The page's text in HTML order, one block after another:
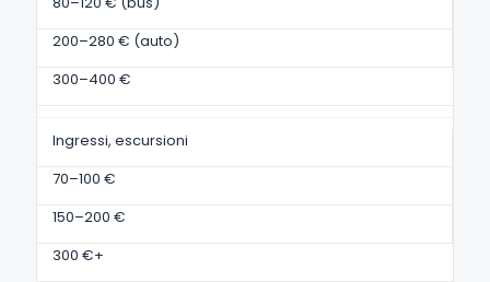
200–280 € (auto)
300–400 €
Ingressi, escursioni
70–100 €
150–200 €
300 €+